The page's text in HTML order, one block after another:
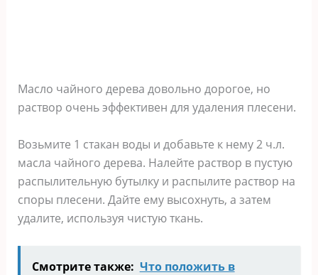
Масло чайного дерева довольно дорогое, но
раствор очень эффективен для удаления плесени.
Возьмите 1 стакан воды и добавьте к нему 2 ч.л.
масла чайного дерева. Налейте раствор в пустую
распылительную бутылку и распылите раствор на
споры плесени. Дайте ему высохнуть, а затем
удалите, используя чистую ткань.
Смотрите также: Что положить в